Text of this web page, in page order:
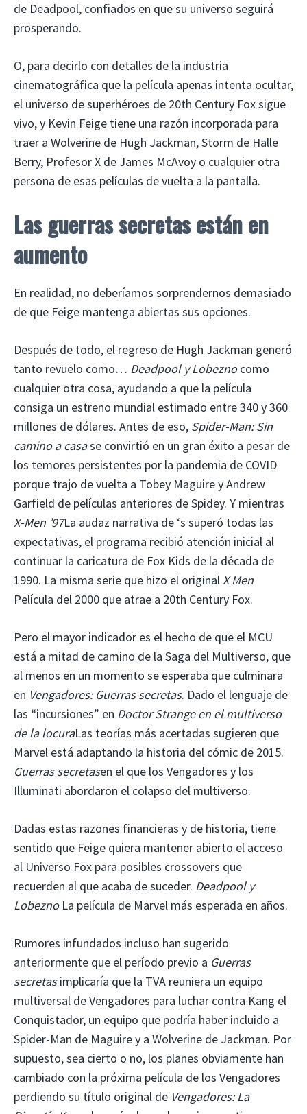
de Deadpool, confiados en que su universo seguirá
prosperando.
O, para decirlo con detalles de la industria
cinematográfica que la película apenas intenta ocultar,
el universo de superhéroes de 20th Century Fox sigue
vivo, y Kevin Feige tiene una razón incorporada para
traer a Wolverine de Hugh Jackman, Storm de Halle
Berry, Profesor X de James McAvoy o cualquier otra
persona de esas películas de vuelta a la pantalla.
Las guerras secretas están en
aumento
En realidad, no deberíamos sorprendernos demasiado
de que Feige mantenga abiertas sus opciones.
Después de todo, el regreso de Hugh Jackman generó
tanto revuelo como… Deadpool y Lobeznocomo
cualquier otra cosa, ayudando a que la película
consiga un estreno mundial estimado entre 340 y 360
millones de dólares. Antes de eso, Spider-Man: Sin
camino a casase convirtió en un gran éxito a pesar de
los temores persistentes por la pandemia de COVID
porque trajo de vuelta a Tobey Maguire y Andrew
Garfield de películas anteriores de Spidey. Y mientras
X-Men ’97La audaz narrativa de ‘s superó todas las
expectativas, el programa recibió atención inicial al
continuar la caricatura de Fox Kids de la década de
1990. La misma serie que hizo el originalX Men
Película del 2000 que atrae a 20th Century Fox.
Pero el mayor indicador es el hecho de que el MCU
está a mitad de camino de la Saga del Multiverso, que
al menos en un momento se esperaba que culminara
en Vengadores: Guerras secretas. Dado el lenguaje de
las “incursiones” en Doctor Strange en el multiverso
de la locuraLas teorías más acertadas sugieren que
Marvel está adaptando la historia del cómic de 2015.
Guerras secretasen el que los Vengadores y los
Illuminati abordaron el colapso del multiverso.
Dadas estas razones financieras y de historia, tiene
sentido que Feige quiera mantener abierto el acceso
al Universo Fox para posibles crossovers que
recuerden al que acaba de suceder. Deadpool y
LobeznoLa película de Marvel más esperada en años.
Rumores infundados incluso han sugerido
anteriormente que el período previo a Guerras
secretasimplicaría que la TVA reuniera un equipo
multiversal de Vengadores para luchar contra Kang el
Conquistador, un equipo que podría haber incluido a
Spider-Man de Maguire y a Wolverine de Jackman. Por
supuesto, sea cierto o no, los planes obviamente han
cambiado con la próxima película de los Vengadores
perdiendo su título original de Vengadores: La